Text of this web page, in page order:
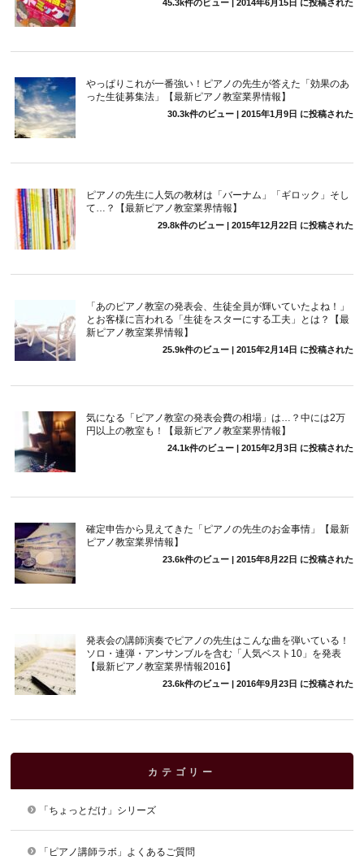
45.3k件のビュー| 2014年6月15日 に投稿された
やっぱりこれが一番強い！ピアノの先生が答えた「効果のあ
った生徒募集法」【最新ピアノ教室業界情報】
30.3k件のビュー| 2015年1月9日 に投稿された
ピアノの先生に人気の教材は「バーナム」「ギロック」そし
て…？【最新ピアノ教室業界情報】
29.8k件のビュー| 2015年12月22日 に投稿された
「あのピアノ教室の発表会、生徒全員が輝いていたよね！」
とお客様に言われる「生徒をスターにする工夫」とは？【最
新ピアノ教室業界情報】
25.9k件のビュー| 2015年2月14日 に投稿された
気になる「ピアノ教室の発表会費の相場」は…？中には2万
円以上の教室も！【最新ピアノ教室業界情報】
24.1k件のビュー| 2015年2月3日 に投稿された
確定申告から見えてきた「ピアノの先生のお金事情」【最新
ピアノ教室業界情報】
23.6k件のビュー| 2015年8月22日 に投稿された
発表会の講師演奏でピアノの先生はこんな曲を弾いている！
ソロ・連弾・アンサンブルを含む「人気ベスト10」を発表
【最新ピアノ教室業界情報2016】
23.6k件のビュー| 2016年9月23日 に投稿された
カテゴリー
「ちょっとだけ」シリーズ
「ピアノ講師ラボ」よくあるご質問